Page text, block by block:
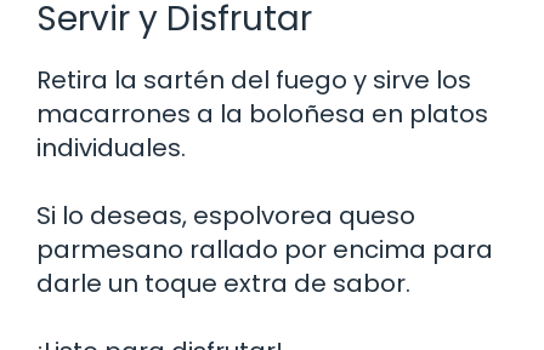
Servir y Disfrutar
Retira la sartén del fuego y sirve los
macarrones a la boloñesa en platos
individuales.
Si lo deseas, espolvorea queso
parmesano rallado por encima para
darle un toque extra de sabor.